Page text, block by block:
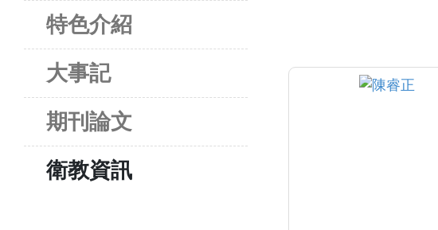
特色介紹
大事記
期刊論文
衛教資訊